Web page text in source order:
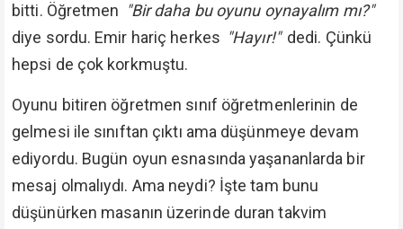
bitti. Öğretmen "Bir daha bu oyunu oynayalım mı?"
diye sordu. Emir hariç herkes "Hayır!" dedi. Çünkü
hepsi de çok korkmuştu.
Oyunu bitiren öğretmen sınıf öğretmenlerinin de
gelmesi ile sınıftan çıktı ama düşünmeye devam
ediyordu. Bugün oyun esnasında yaşananlarda bir
mesaj olmalıydı. Ama neydi? İşte tam bunu
düşünürken masanın üzerinde duran takvim